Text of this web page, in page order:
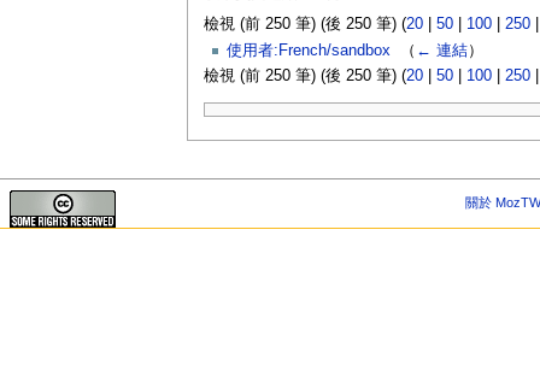
檢視 (前 250 筆) (後 250 筆) (20| 50| 100| 250
使用者:French/sandbox‎ （ ← 連結）
檢視 (前 250 筆) (後 250 筆) (20| 50| 100| 250
關於